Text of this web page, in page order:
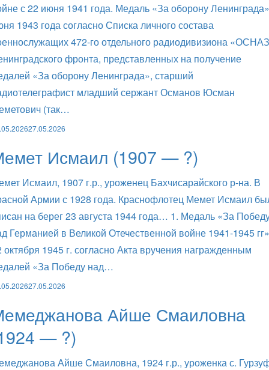
с 22 июня 1941 года. Медаль «За оборону
1943 года согласно Списка личного состава
472-го отдельного радиодивизиона
фронта, представленных на получение
«За оборону Ленинграда», старший
младший сержант Османов Юсман
(так…
27.05.2026
Исмаил (1907 — ?)
Исмаил, 1907 г.р., уроженец Бахчисарайского р-на. В
Армии с 1928 года. Краснофлотец Мемет Исмаил
на берег 23 августа 1944 года… 1. Медаль «За
Германией в Великой Отечественной войне 1941-1945 гг»
октября 1945 г. согласно Акта вручения награжденным
«За Победу над…
27.05.2026
Айше Смаиловна
— ?)
Айше Смаиловна, 1924 г.р., уроженка с.